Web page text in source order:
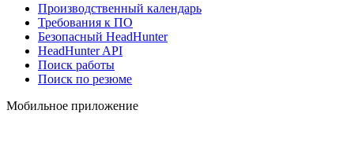
Производственный календарь
Требования к ПО
Безопасный HeadHunter
HeadHunter API
Поиск работы
Поиск по резюме
Мобильное приложение